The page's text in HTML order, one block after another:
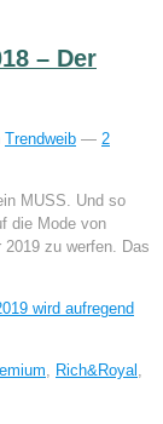
– Der
Trendweib — 2
MUSS. Und so
die Mode von
zu werfen. Das
wird aufregend
Rich&Royal